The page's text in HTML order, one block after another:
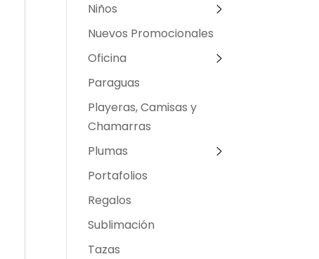
Niños
Nuevos Promocionales
Oficina
Paraguas
Playeras, Camisas y
Chamarras
Plumas
Portafolios
Regalos
Sublimación
Tazas